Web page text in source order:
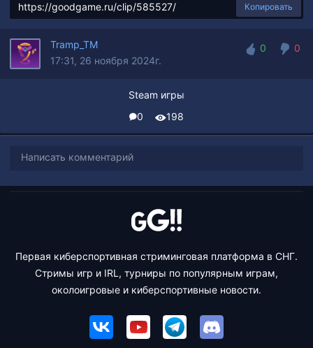
Копировать
Tramp_TM
17:31, 26 ноября 2024г.
0
0
Steam игры
0
198
Написать комментарий
Первая киберспортивная стриминговая платформа в СНГ.
Стримы игр и IRL, турниры по популярным играм,
околоигровые и киберспортивные новости.